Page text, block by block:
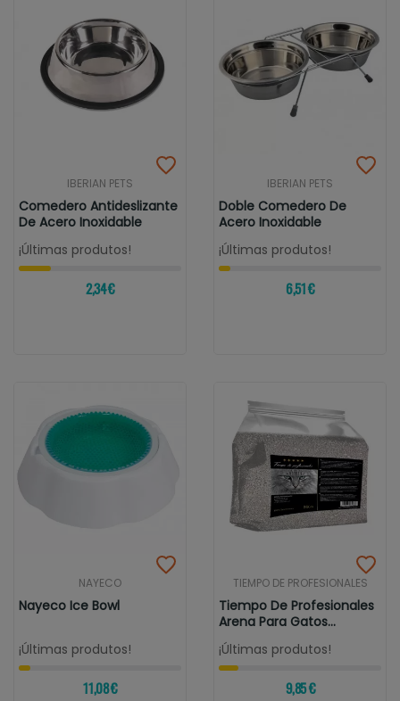
IBERIAN PETS
Comedero Antideslizante
De Acero Inoxidable
¡Últimas produtos!
2,34 €
IBERIAN PETS
Doble Comedero De
Acero Inoxidable
¡Últimas produtos!
6,51 €
NAYECO
Nayeco Ice Bowl
¡Últimas produtos!
11,08 €
TIEMPO DE PROFESIONALES
Tiempo De Profesionales
Arena Para Gatos
Aglomerante...
¡Últimas produtos!
9,85 €